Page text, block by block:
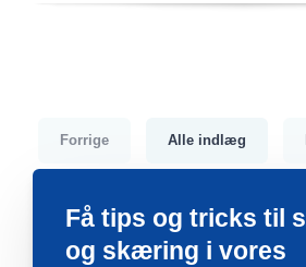
Forrige Alle indlæg
Få tips og tricks til
og skæring i vores